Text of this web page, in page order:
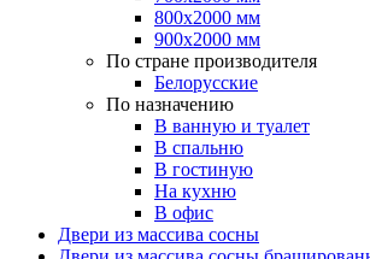
800х2000 мм
900х2000 мм
По стране производителя
Белорусские
По назначению
В ванную и туалет
В спальню
В гостиную
На кухню
В офис
Двери из массива сосны